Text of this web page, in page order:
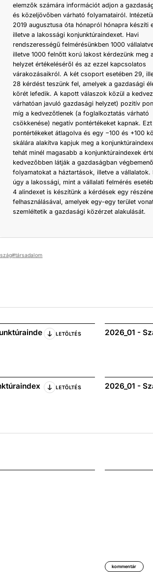
elemzők számára információt adjon a
és közeljövőben várható folyamatairól.
2019 augusztusa óta hónapról hónapra készíti
illetve a lakossági konjunktúraindexet. Havi
rendszerességű felmérésünkben 1000
illetve 1000 felnőtt korú lakost kérdezünk meg
helyzet értékeléséről és az ezzel kapcsolatos
várakozásaikról. A két csoport esetében 29,
28 kérdést teszünk fel, amelyek a gazdasági
körét lefedik. A kapott válaszok közül a
várhatóan javuló gazdasági helyzet) pozitív
míg a kedvezőtlenek (a foglalkoztatás várható
csökkenése) negatív pontértékeket kapnak.
pontértékeket átlagolva és egy −100 és +100
skálára alakítva kapjuk meg a
tehát minél magasabb a konjunktúraindexek
kedvezőbben látják a gazdaságban végbemenő
folyamatokat a háztartások, illetve a vállalatok.
úgy a lakossági, mint a vállalati felmérés
4 alindexet is készítünk a kérdések egy
felhasználásával, amelyek egy-egy terület
szemléltetik a gazdasági közérzet alakulását.
társadalom
LETÖLTÉS 2026_01 -
LETÖLTÉS 2026_01 -
kommentár